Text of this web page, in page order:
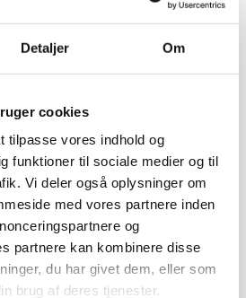
Detaljer Om
cookies
tilpasse vores indhold og
funktioner til sociale medier og til
Vi deler også oplysninger om
med vores partnere inden
og
partnere kan kombinere disse
du har givet dem, eller som
brug af deres tjenester.
/ Markat
galger og beslag